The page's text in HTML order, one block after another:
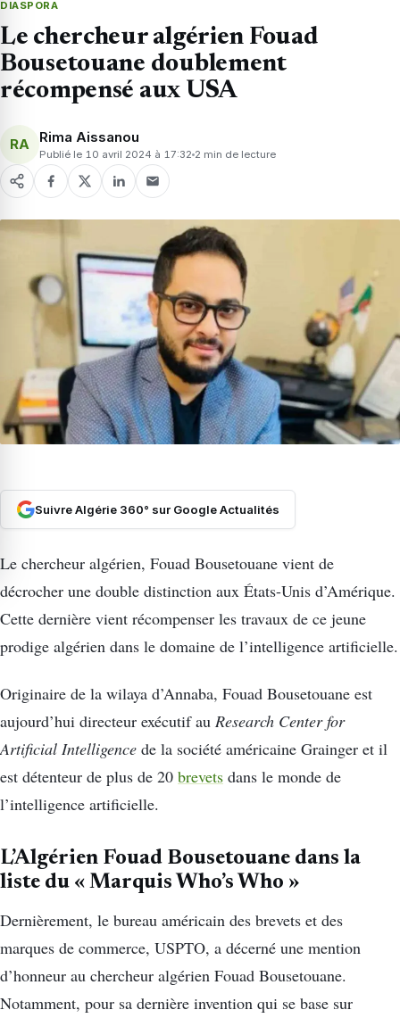
DIASPORA
Le chercheur algérien Fouad
Bousetouane doublement
récompensé aux USA
RA Rima Aissanou
Publié le 10 avril 2024 à 17:32 2 min de lecture
Suivre Algérie 360° sur Google Actualités
Le chercheur algérien, Fouad Bousetouane vient de
décrocher une double distinction aux États-Unis d’Amérique.
Cette dernière vient récompenser les travaux de ce jeune
prodige algérien dans le domaine de l’intelligence artificielle.
Originaire de la wilaya d’Annaba, Fouad Bousetouane est
aujourd’hui directeur exécutif au Research Center for
Artificial Intelligence de la société américaine Grainger et il
est détenteur de plus de 20 brevets dans le monde de
l’intelligence artificielle.
L’Algérien Fouad Bousetouane dans la
liste du « Marquis Who’s Who »
Dernièrement, le bureau américain des brevets et des
marques de commerce, USPTO, a décerné une mention
d’honneur au chercheur algérien Fouad Bousetouane.
Notamment, pour sa dernière invention qui se base sur